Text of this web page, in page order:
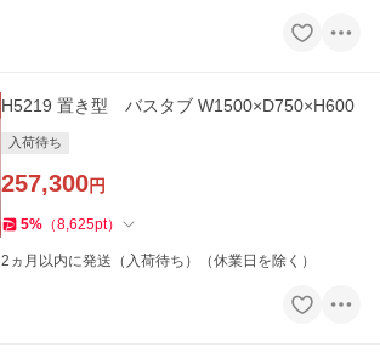
H5219 置き型 バスタブ W1500×D750×H600
入荷待ち
257,300円
5% （8,625pt）
2ヵ月以内に発送（入荷待ち）（休業日を除く）